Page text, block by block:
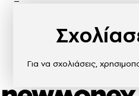
Για να σχολιάσεις,